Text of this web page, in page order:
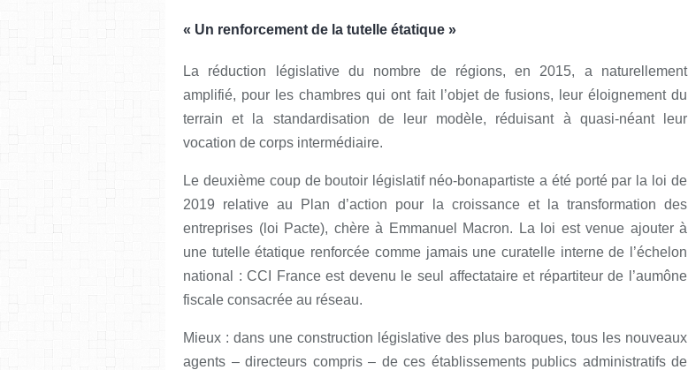
« Un renforcement de la tutelle étatique »
La réduction législative du nombre de régions, en 2015, a naturellement
amplifié, pour les chambres qui ont fait l’objet de fusions, leur éloignement du
terrain et la standardisation de leur modèle, réduisant à quasi-néant leur
vocation de corps intermédiaire.
Le deuxième coup de boutoir législatif néo-bonapartiste a été porté par la loi de
2019 relative au Plan d’action pour la croissance et la transformation des
entreprises (loi Pacte), chère à Emmanuel Macron. La loi est venue ajouter à
une tutelle étatique renforcée comme jamais une curatelle interne de l’échelon
national : CCI France est devenu le seul affectataire et répartiteur de l’aumône
fiscale consacrée au réseau.
Mieux : dans une construction législative des plus baroques, tous les nouveaux
agents – directeurs compris – de ces établissements publics administratifs de